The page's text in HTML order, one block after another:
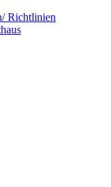
Richtlinien